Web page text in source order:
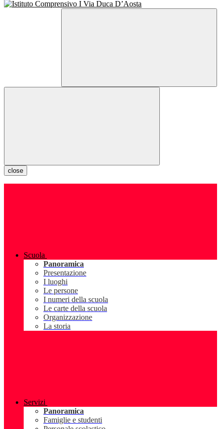
close
Scuola
Panoramica
Presentazione
I luoghi
Le persone
I numeri della scuola
Le carte della scuola
Organizzazione
La storia
Servizi
Panoramica
Famiglie e studenti